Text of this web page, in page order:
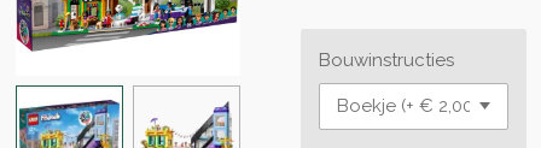
Bouwinstructies